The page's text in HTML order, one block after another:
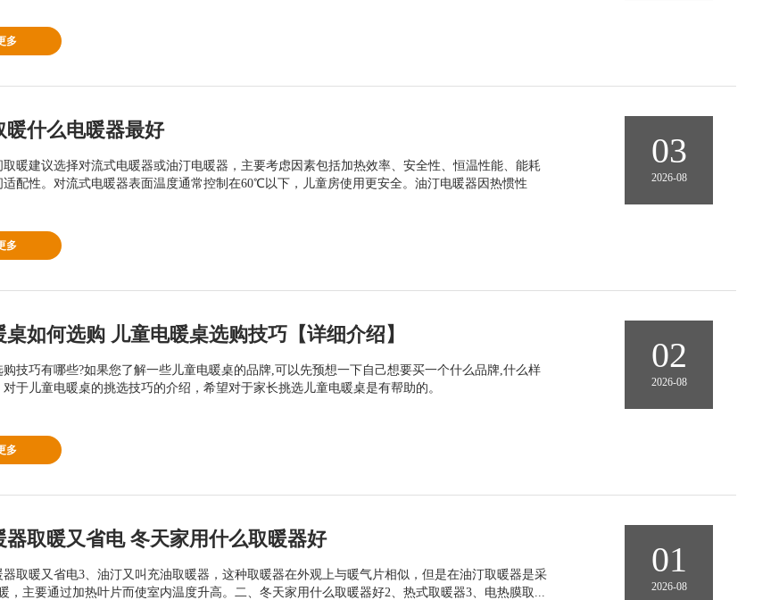
多
暖什么电暖器最好
取暖建议选择对流式电暖器或油汀电暖器，主要考虑因素包括加热效率、安全性、恒温性能、能耗
适配性。对流式电暖器表面温度通常控制在60℃以下，儿童房使用更安全。油汀电暖器因热惯性
03
2026-08
多
桌如何选购 儿童电暖桌选购技巧【详细介绍】
购技巧有哪些?如果您了解一些儿童电暖桌的品牌,可以先预想一下自己想要买一个什么品牌,什么样
于儿童电暖桌的挑选技巧的介绍，希望对于家长挑选儿童电暖桌是有帮助的。
02
2026-08
多
器取暖又省电 冬天家用什么取暖器好
器取暖又省电3、油汀又叫充油取暖器，这种取暖器在外观上与暖气片相似，但是在油汀取暖器是采
，主要通过加热叶片而使室内温度升高。二、冬天家用什么取暖器好2、热式取暖器3、电热膜取...
01
2026-08